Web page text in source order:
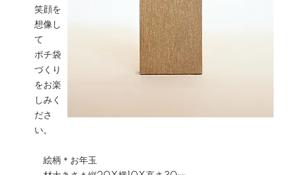
笑顔を
想像し
て
ポチ袋
づくり
をお楽
しみく
ださ
い。
絵柄＊お年玉